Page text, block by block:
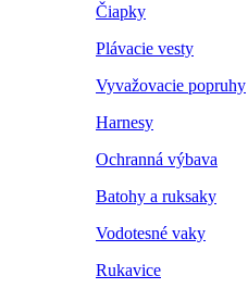
Čiapky
Plávacie vesty
Vyvažovacie popruhy
Harnesy
Ochranná výbava
Batohy a ruksaky
Vodotesné vaky
Rukavice